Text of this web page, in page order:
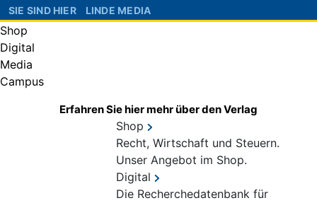
SIE SIND HIER LINDE MEDIA
Shop
Digital
Media
Campus
Erfahren Sie hier mehr über den Verlag
Shop
Recht, Wirtschaft und Steuern.
Unser Angebot im Shop.
Digital
Die Recherchedatenbank für